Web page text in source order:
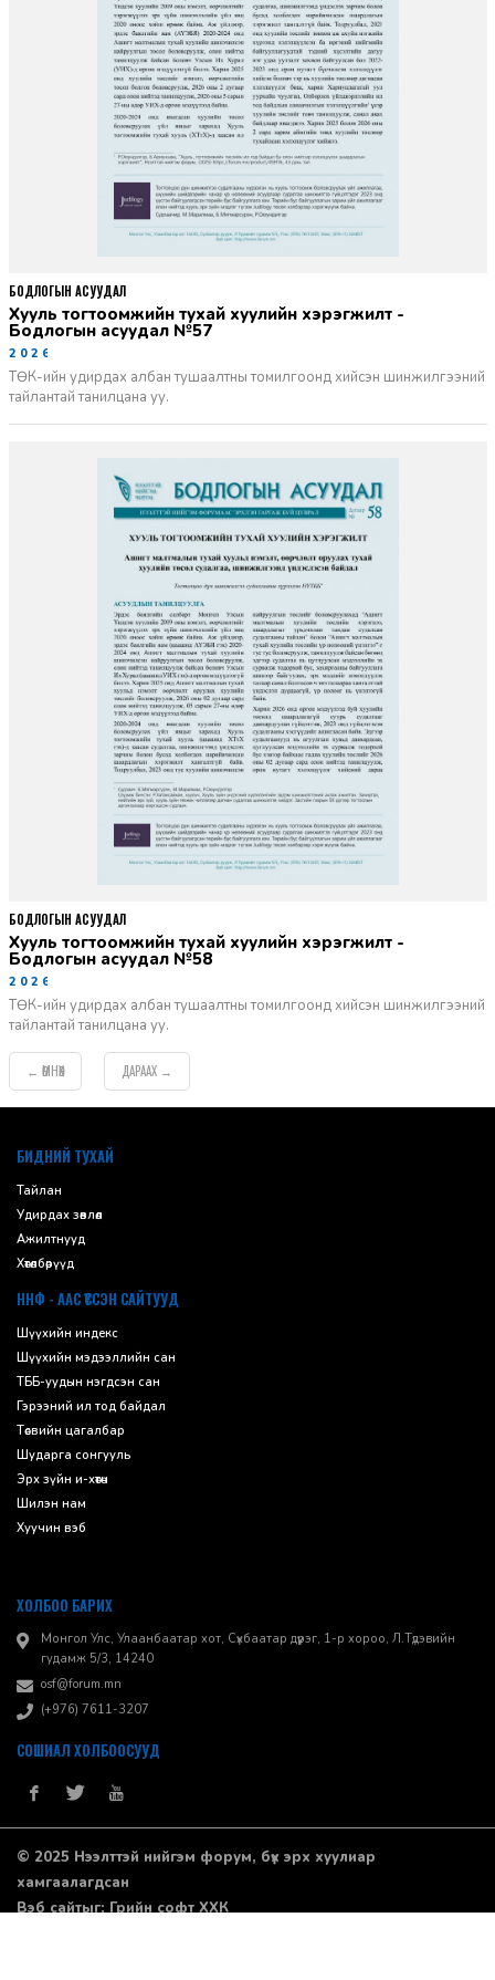
Хууль тогтоомжийн тухай хуулийн хэрэгжилт -
Бодлогын асуудал №57
2026-06-02
ТӨК-ийн удирдах албан тушаалтны томилгоонд хийсэн шинжилгээний
тайлантай танилцана уу.
БОДЛОГЫН АСУУДАЛ
Хууль тогтоомжийн тухай хуулийн хэрэгжилт -
Бодлогын асуудал №58
2026-06-02
ТӨК-ийн удирдах албан тушаалтны томилгоонд хийсэн шинжилгээний
тайлантай танилцана уу.
БОДЛОГЫН АСУУДАЛ
← ӨМНӨХ ДАРААХ →
БИДНИЙ ТУХАЙ
Тайлан
Удирдах зөвлөл
Ажилтнууд
Хөтөлбөрүүд
ННФ - ААС ҮҮССЭН САЙТУУД
Шүүхийн индекс
Шүүхийн мэдээллийн сан
ТББ-уудын нэгдсэн сан
Гэрээний ил тод байдал
Төсвийн цагалбар
Шударга сонгууль
Эрх зүйн и-хөтөч
Шилэн нам
Хуучин вэб
ХОЛБОО БАРИХ
Монгол Улс, Улаанбаатар хот, Сүхбаатар дүүрэг, 1-р хороо, ​Л.Түдэвийн
гудамж 5/3, 14240
osf@forum.mn
(+976) 7611-3207
СОШИАЛ ХОЛБООСУУД
© 2025 Нээлттэй нийгэм форум, бүх эрх хуулиар
хамгаалагдсан
Вэб сайтыг:Грийн софт ХХК